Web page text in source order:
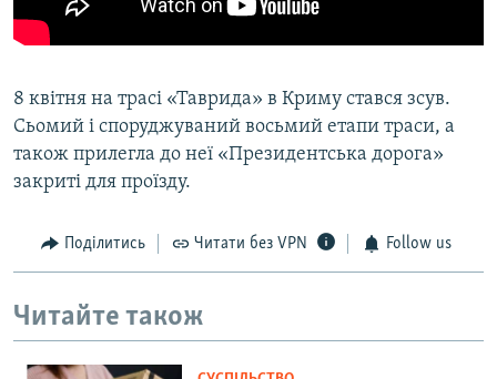
8 квітня на трасі «Таврида» в Криму стався зсув.
Сьомий і споруджуваний восьмий етапи траси, а
також прилегла до неї «Президентська дорога»
закриті для проїзду.
Поділитись Читати без VPN Follow us
Читайте також